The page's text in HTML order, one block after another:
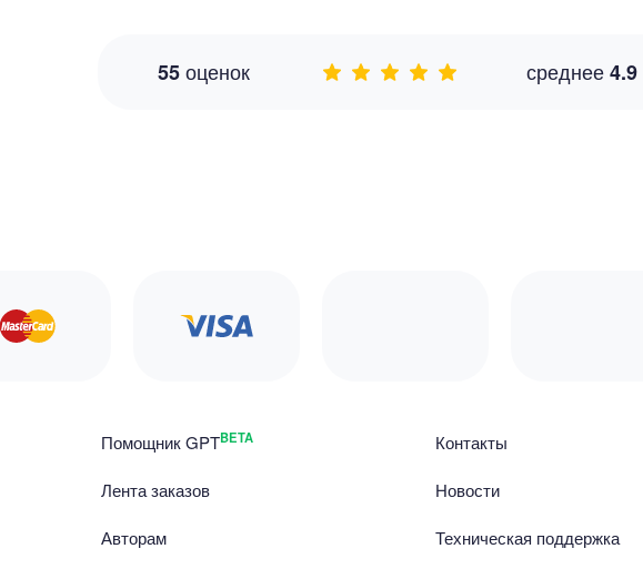
55оценок среднее4.9
Помощник GPTBETA
Лента заказов
Авторам
Контакты
Новости
Техническая поддержка